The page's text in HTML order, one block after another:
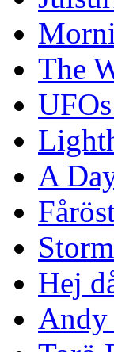
The
A
Hej
Andy